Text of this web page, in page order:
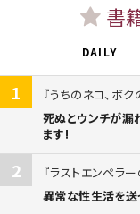
書
DAILY
1
うちのネコ、ボ
死ぬとウンチが漏
ます!
2
ラストエンペラ
異常な性生活を送